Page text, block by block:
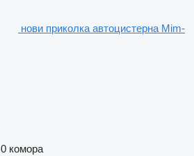
нови приколка автоцистерна Mim-
0 комора